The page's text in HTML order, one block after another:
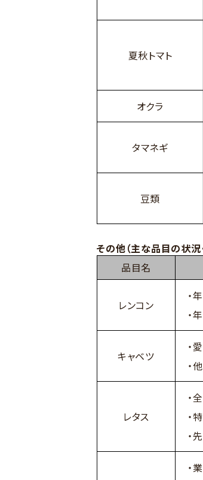
夏秋トマト
オクラ
タマネギ
豆類
その他（主な品目の状況
品目名
レンコン
・
・
キャベツ
・
・
レタス
・
・
・
・